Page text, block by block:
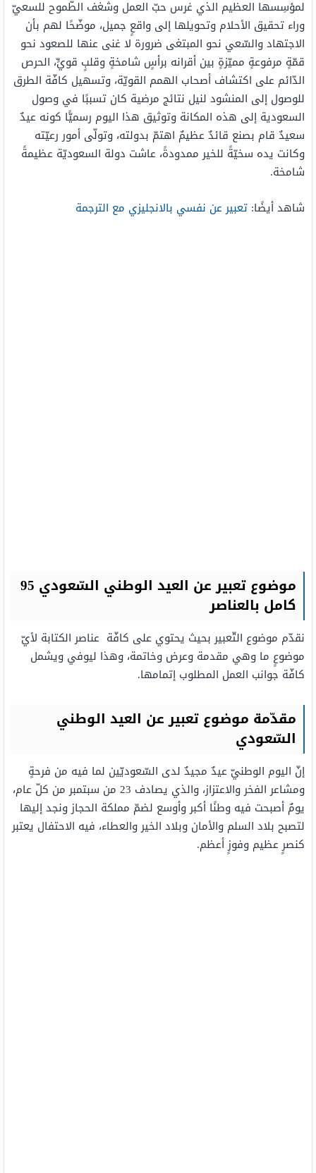
لمؤسِسها العظيم الذي غرس حبّ العمل وشغف الطّموح للسعيّ
وراء تحقيق الأحلام وتحويلها إلى واقعٍ جميل، موضّحًا لهم بأن
الاجتهاد والسّعي نحو المبتغى ضرورة لا غنى عنها للصعود نحو
قمّةٍ مرفوعةٍ مميّزةٍ بين أقرانه برأسٍ شامخةٍ وقلبٍ قويٍّ، الحرص
الدّائم على اكتشاف أصحاب الهمم القويّة، وتسهيل كافّة الطرق
للوصول إلى المنشود لنيل نتائج مرضية كان تسببًا في وصول
السعودية إلى هذه المكانة وتوثيق هذا اليوم رسميًّا كونه عيدٌ
سعيدٌ قام بصنع قائدٌ عظيمٌ اهتمّ بدولته، وتولّى أمور رعيّته
وكانت يده سخيّةً للخير ممدودةً، عاشت دولة السعوديّة عظيمةً
شامخة.
شاهد أيضًا: تعبير عن نفسي بالانجليزي مع الترجمة
موضوع تعبير عن العيد الوطني السّعودي 95
كامل بالعناصر
نقدّم موضوع التّعبير بحيث يحتوي على كافّة عناصر الكتابة لأيّ
موضوعٍ ما وهي مقدمة وعرض وخاتمة، وهذا ليوفي ويشمل
كافّة جوانب العمل المطلوب إتمامها.
مقدّمة موضوع تعبير عن العيد الوطني
السّعودي
إنّ اليوم الوطنيّ عيدٌ مجيدٌ لدى السّعوديّين لما فيه من فرحةٍ
ومشاعر الفخر والاعتزاز، والذي يصادف 23 من سبتمبر من كلّ عام،
يومٌ أصبحت فيه وطنًا أكبر وأوسع لضمّ مملكة الحجاز ونجد إليها
لتصبح بلاد السلم والأمان وبلاد الخير والعطاء، فيه الاحتفال يعتبر
كنصرٍ عظيم وفوزٍ أعظم.